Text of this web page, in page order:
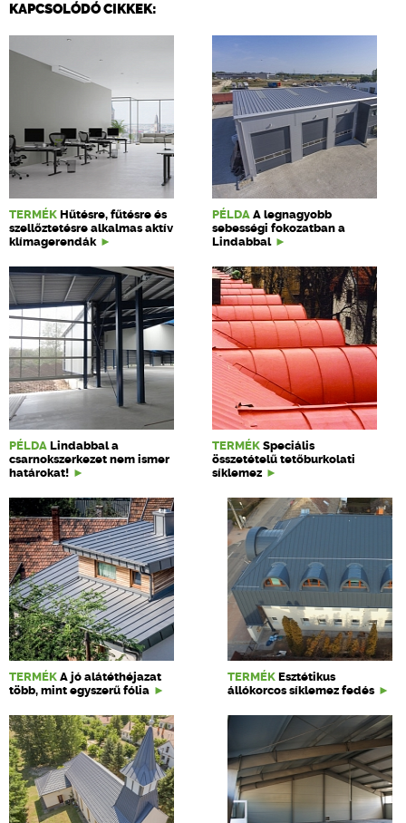
KAPCSOLÓDÓ CIKKEK:
TERMÉK Hűtésre, fűtésre és
szellőztetésre alkalmas aktív
klímagerendák
PÉLDA A legnagyobb
sebességi fokozatban a
Lindabbal
PÉLDA Lindabbal a
csarnokszerkezet nem ismer
határokat!
TERMÉK Speciális
összetételű tetőburkolati
síklemez
TERMÉK A jó alátéthéjazat
több, mint egyszerű fólia
TERMÉK Esztétikus
állókorcos síklemez fedés